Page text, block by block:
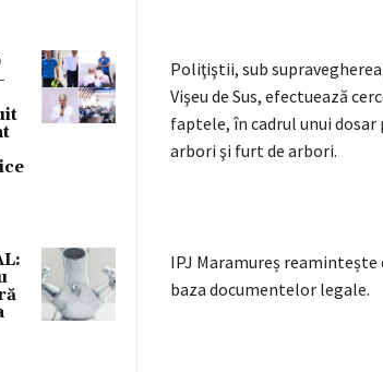
Poliţiştii, sub
Vişeu de Sus, efectuează
faptele, în cadrul unui
arbori şi furt de arbori.
IPJ Maramureș
baza documentelor legale.